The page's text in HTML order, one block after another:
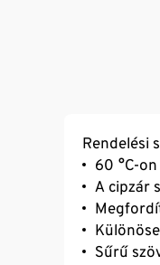
Rendelési
60 °C-
A cipzár
Sűrű